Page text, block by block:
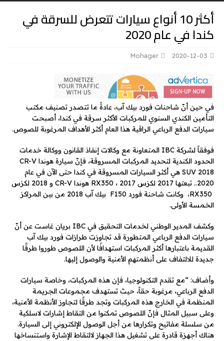
أكثر 10 أنواع سيارات تتعرض للسرقة في
كندا في عام 2020
2020-12-03
Mohager
في حين أنّ شاحنات فورد بيك آب، عادةً ما تتصدر تصنيف مكتب
التأمين الكندي السنوي للمركبات الأكثر سرقة في كندا، أصبحت
سيارات الدفع الرباعي الراقية هذا العام أكثر الأهداف المرغوبة للصوص.
فوفقاً لشركة IBC المتعاونة مع وكالات إنفاذ القانون ووكالة خدمات
الحدود الكندية لتحديد المركبات المسروقة، فإنّ سيارة هوندا CR-V
SUV 2018 هي أكثر السيارات المسروقة في كندا حتى الآن في عام
2020.. تبعتها 2017 لكزس RX350 ، 2017 هوندا CR-V و 2018 لكزس
RX350، وكانت شاحنة فورد F150 بيك آب 2018 من بين المراكز
الخمسة الأولى.
وكشف المدير الوطني لخدمات التحقيق في IBC بريان غاست عن أنّ
سيارات الدفع الرباعي المتطورة قد تجاوزت طرازات فورد بيك آب
القديمة باعتبارها أكثر المركبات استهدافًا لأن اللصوص طوروا طرقًا
جديدة للالتفاف على أنظمتهم الأمنية والوصول إليها.
وأضاف: “مع تقدم التكنولوجيا، فإن هذه المركبات، وخاصة سيارات
الدفع الرباعي، مرغوبة حقاً، حيث تستهدف مجموعات الجريمة
المنظمة في الخارج هذه المركبات وتجد طرقًا لتجاوز الأنظمة الأمنية،
وعلى سبيل المثال فإنّ اللصوص تمكنوا من التقاط إشارات لاسلكية
من سلسلة مفاتيح وتكرارها من أجل الوصول الإلكتروني إلى السيارة.
هناك أجهزة قادرة على تشغيل هذا الجهاز لالتقاط الإشارة واستنساخها